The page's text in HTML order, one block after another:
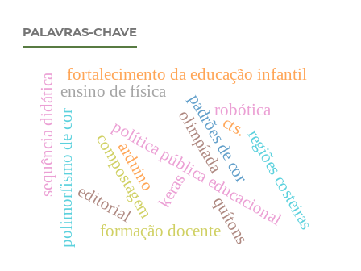
PALAVRAS-CHAVE
editorial
olimpíada
política pública educacional
padrões de cor
polimorfismo de cor quítonsregiões costeiras
robótica
keras
fortalecimento da educação infantil
formação docente
sequência didática cts.
compostagem
ensino de física
arduino